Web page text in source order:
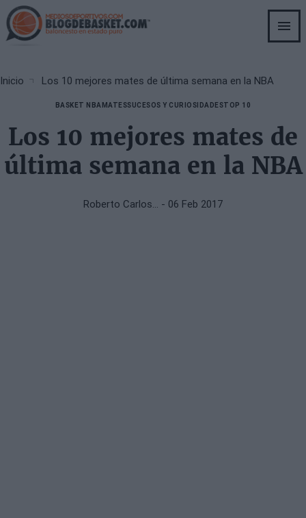
Skip
to
main
Breadcrumb
Inicio Los 10 mejores mates de última semana en la NBA
BASKET NBA MATESSUCESOS Y CURIOSIDADESTOP 10
Los 10 mejores mates de
última semana en la NBA
Roberto Carlos… - 06 Feb 2017